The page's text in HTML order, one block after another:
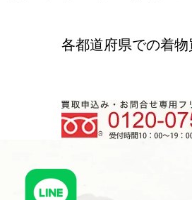
各都道府県での着